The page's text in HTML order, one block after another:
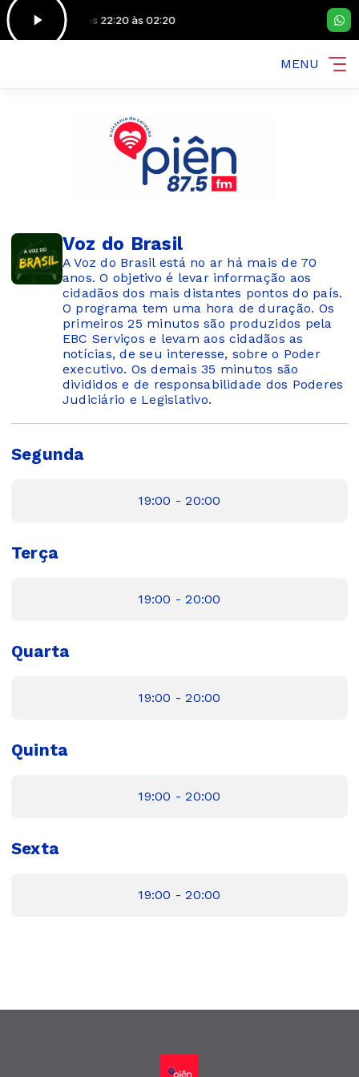
Hits das 22:20 às 02:20
MENU
Voz do Brasil
A Voz do Brasil está no ar há mais de 70
anos. O objetivo é levar informação aos
cidadãos dos mais distantes pontos do país.
O programa tem uma hora de duração. Os
primeiros 25 minutos são produzidos pela
EBC Serviços e levam aos cidadãos as
notícias, de seu interesse, sobre o Poder
executivo. Os demais 35 minutos são
divididos e de responsabilidade dos Poderes
Judiciário e Legislativo.
Segunda
19:00 - 20:00
Terça
19:00 - 20:00
Quarta
19:00 - 20:00
Quinta
19:00 - 20:00
Sexta
19:00 - 20:00